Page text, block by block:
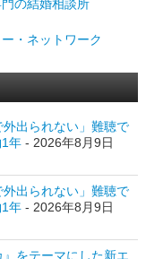
出られない」難聴で
年 - 2026年8月9日
出られない」難聴で
年 - 2026年8月9日
をテーマにした新エ